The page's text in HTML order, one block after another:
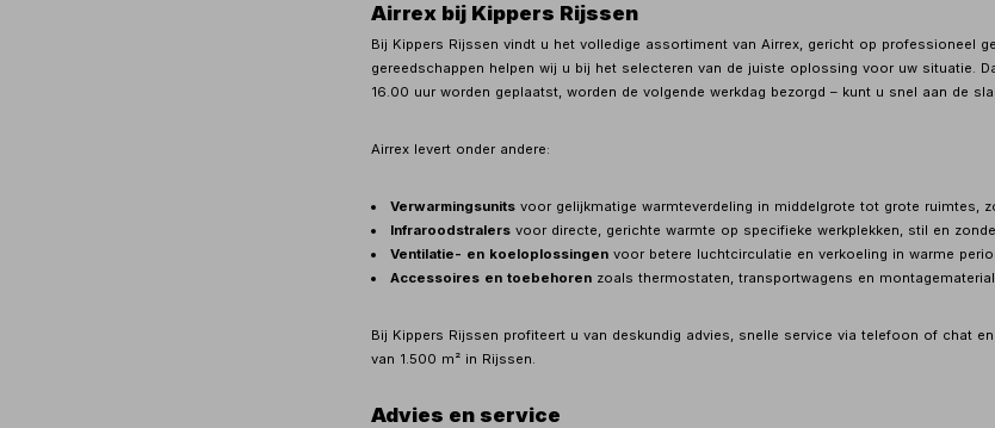
Airrex bij Kippers Rijssen
Bij Kippers Rijssen vindt u het volledige assortiment van Airrex, gericht op professioneel
gereedschappen helpen wij u bij het selecteren van de juiste oplossing voor uw situatie.
16.00 uur worden geplaatst, worden de volgende werkdag bezorgd – kunt u snel aan de
Airrex levert onder andere:
Verwarmingsunits voor gelijkmatige warmteverdeling in middelgrote tot grote ruimtes,
Infraroodstralers voor directe, gerichte warmte op specifieke werkplekken, stil en
Ventilatie- en koeloplossingen voor betere luchtcirculatie en verkoeling in warme
Accessoires en toebehoren zoals thermostaten, transportwagens en
Bij Kippers Rijssen profiteert u van deskundig advies, snelle service via telefoon of chat
van 1.500 m² in Rijssen.
Advies en service